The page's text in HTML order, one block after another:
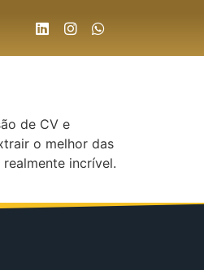
de CV e
o melhor das
incrível.